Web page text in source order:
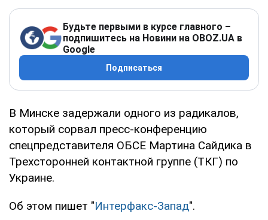
Будьте первыми в курсе главного –
подпишитесь на Новини на OBOZ.UA в
Google
Подписаться
В Минске задержали одного из радикалов,
который сорвал пресс-конференцию
спецпредставителя ОБСЕ Мартина Сайдика в
Трехсторонней контактной группе (ТКГ) по
Украине.
Об этом пишет "Интерфакс-Запад".